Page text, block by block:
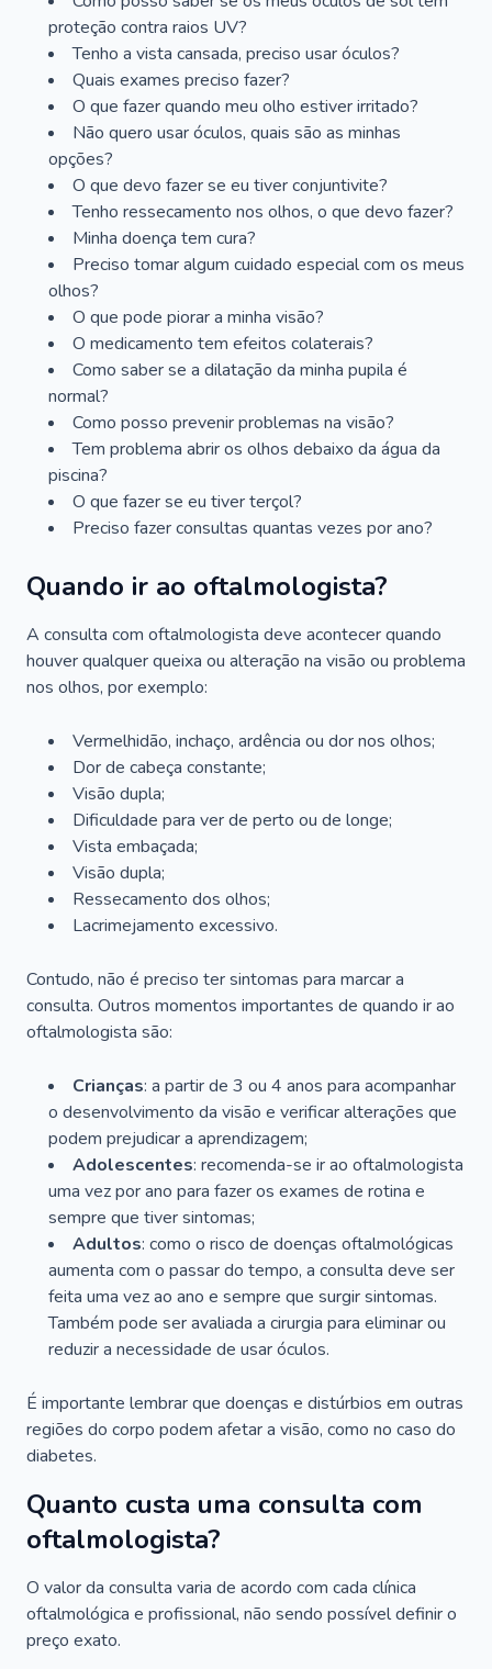
proteção contra raios UV?
Tenho a vista cansada, preciso usar óculos?
Quais exames preciso fazer?
O que fazer quando meu olho estiver irritado?
Não quero usar óculos, quais são as minhas
opções?
O que devo fazer se eu tiver conjuntivite?
Tenho ressecamento nos olhos, o que devo fazer?
Minha doença tem cura?
Preciso tomar algum cuidado especial com os meus
olhos?
O que pode piorar a minha visão?
O medicamento tem efeitos colaterais?
Como saber se a dilatação da minha pupila é
normal?
Como posso prevenir problemas na visão?
Tem problema abrir os olhos debaixo da água da
piscina?
O que fazer se eu tiver terçol?
Preciso fazer consultas quantas vezes por ano?
Quando ir ao oftalmologista?
A consulta com oftalmologista deve acontecer quando
houver qualquer queixa ou alteração na visão ou problema
nos olhos, por exemplo:
Vermelhidão, inchaço, ardência ou dor nos olhos;
Dor de cabeça constante;
Visão dupla;
Dificuldade para ver de perto ou de longe;
Vista embaçada;
Visão dupla;
Ressecamento dos olhos;
Lacrimejamento excessivo.
Contudo, não é preciso ter sintomas para marcar a
consulta. Outros momentos importantes de quando ir ao
oftalmologista são:
Crianças: a partir de 3 ou 4 anos para acompanhar
o desenvolvimento da visão e verificar alterações que
podem prejudicar a aprendizagem;
Adolescentes: recomenda-se ir ao oftalmologista
uma vez por ano para fazer os exames de rotina e
sempre que tiver sintomas;
Adultos: como o risco de doenças oftalmológicas
aumenta com o passar do tempo, a consulta deve ser
feita uma vez ao ano e sempre que surgir sintomas.
Também pode ser avaliada a cirurgia para eliminar ou
reduzir a necessidade de usar óculos.
É importante lembrar que doenças e distúrbios em outras
regiões do corpo podem afetar a visão, como no caso do
diabetes.
Quanto custa uma consulta com
oftalmologista?
O valor da consulta varia de acordo com cada clínica
oftalmológica e profissional, não sendo possível definir o
preço exato.